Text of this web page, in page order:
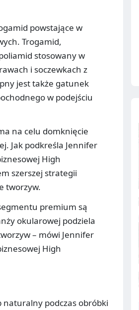
powstające w
Trogamid,
stosowany w
i soczewkach z
jest także gatunek
w podejściu
na celu domknięcie
Jak podkreśla Jennifer
High
szerszej strategii
tworzyw.
premium są
okularowej podziela
– mówi Jennifer
High
naturalny podczas obróbki